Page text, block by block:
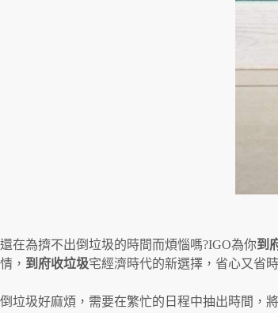
還在為擠不出倒垃圾的時間而煩惱嗎?IGO為你到
情， 到府收垃圾宅經濟時代的新選擇，省心又省
倒垃圾好麻煩，需要在繁忙的日程中抽出時間，